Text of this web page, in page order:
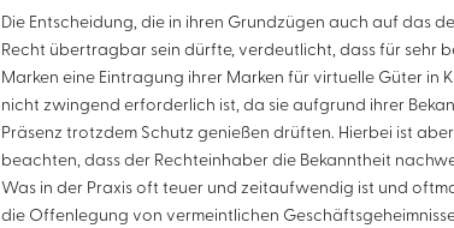
Die Entscheidung, die in ihren Grundzügen auch auf das
Recht übertragbar sein dürfte, verdeutlicht, dass für sehr
Marken eine Eintragung ihrer Marken für virtuelle Güter in
nicht zwingend erforderlich ist, da sie aufgrund ihrer
Präsenz trotzdem Schutz genießen drüften. Hierbei ist
beachten, dass der Rechteinhaber die Bekanntheit
Was in der Praxis oft teuer und zeitaufwendig ist und
die Offenlegung von vermeintlichen